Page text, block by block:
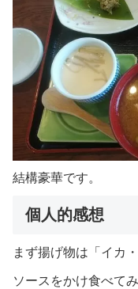
結構豪華です。
個人的感想
まず揚げ物は「イカ
ソースをかけ食べて